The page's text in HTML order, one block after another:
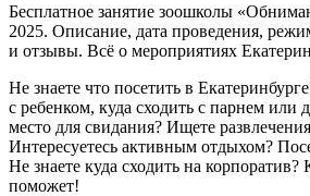
Бесплатное занятие зоошколы
2025. Описание, дата проведения,
и отзывы. Всё о мероприятиях
Не знаете что посетить в
с ребенком, куда сходить с парнем или
место для свидания? Ищете
Интересуетесь активным отдыхом?
Не знаете куда сходить на корпоратив?
поможет!